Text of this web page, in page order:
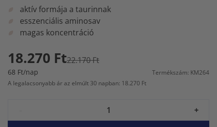
aktív formája a taurinnak
esszenciális aminosav
magas koncentráció
18.270 Ft22.170 Ft
68 Ft/nap
Termékszám: KM264
A legalacsonyabb ár az elmúlt 30 napban: 18.270 Ft
+